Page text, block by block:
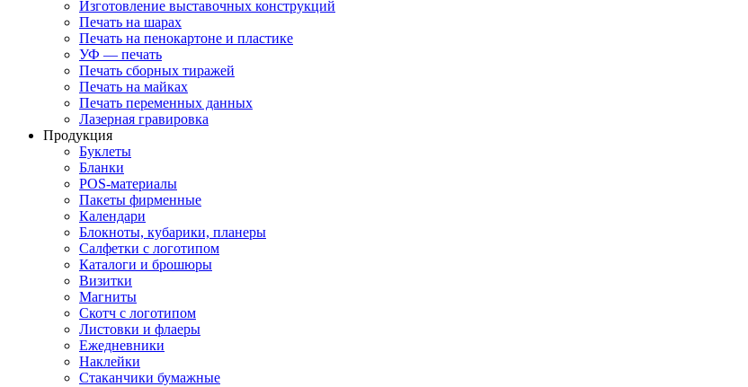
Изготовление выставочных конструкций
Печать на шарах
Печать на пенокартоне и пластике
УФ — печать
Печать сборных тиражей
Печать на майках
Печать переменных данных
Лазерная гравировка
Продукция
Буклеты
Бланки
POS-материалы
Пакеты фирменные
Календари
Блокноты, кубарики, планеры
Салфетки с логотипом
Каталоги и брошюры
Визитки
Магниты
Скотч с логотипом
Листовки и флаеры
Ежедневники
Наклейки
Стаканчики бумажные